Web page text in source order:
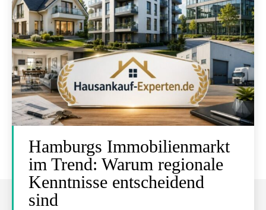
Hamburgs Immobilienmarkt
im Trend: Warum regionale
Kenntnisse entscheidend
sind